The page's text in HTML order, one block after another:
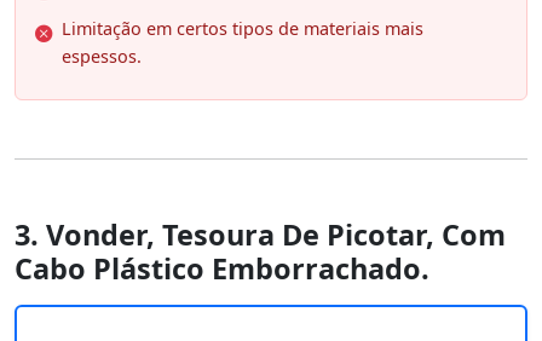
Limitação em certos tipos de materiais mais
espessos.
3. Vonder, Tesoura De Picotar, Com
Cabo Plástico Emborrachado.